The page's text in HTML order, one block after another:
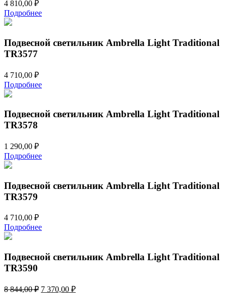
4 810,00 ₽
Подробнее
Подвесной светильник Ambrella Light Traditional
TR3577
4 710,00 ₽
Подробнее
Подвесной светильник Ambrella Light Traditional
TR3578
1 290,00 ₽
Подробнее
Подвесной светильник Ambrella Light Traditional
TR3579
4 710,00 ₽
Подробнее
Подвесной светильник Ambrella Light Traditional
TR3590
8 844,00₽ Первоначальная
7 370,00 ₽Текущая